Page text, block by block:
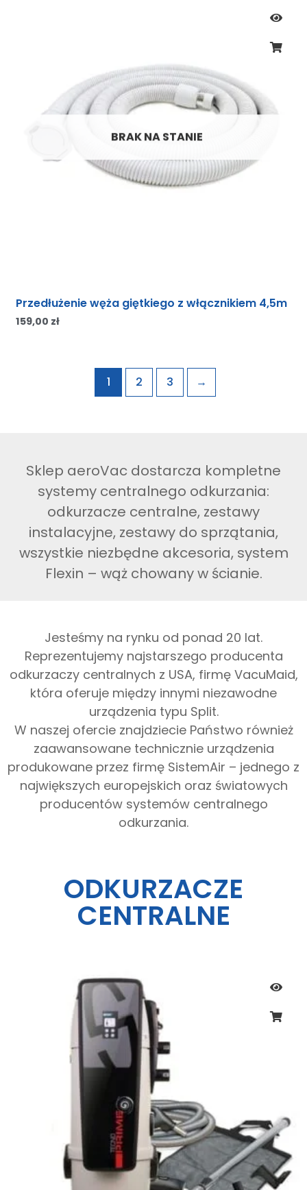
BRAK NA STANIE
Przedłużenie węża giętkiego z włącznikiem 4,5m
159,00 zł
1 2 3 →
Sklep aeroVac dostarcza kompletne
systemy centralnego odkurzania:
odkurzacze centralne, zestawy
instalacyjne, zestawy do sprzątania,
wszystkie niezbędne akcesoria, system
Flexin – wąż chowany w ścianie.
Jesteśmy na rynku od ponad 20 lat.
Reprezentujemy najstarszego producenta
odkurzaczy centralnych z USA, firmę VacuMaid,
która oferuje między innymi niezawodne
urządzenia typu Split.
W naszej ofercie znajdziecie Państwo również
zaawansowane technicznie urządzenia
produkowane przez firmę SistemAir – jednego z
największych europejskich oraz światowych
producentów systemów centralnego
odkurzania.
ODKURZACZE
CENTRALNE